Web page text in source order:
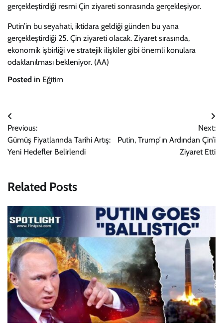
gerçekleştirdiği resmi Çin ziyareti sonrasında gerçekleşiyor.
Putin’in bu seyahati, iktidara geldiği günden bu yana
gerçekleştirdiği 25. Çin ziyareti olacak. Ziyaret sırasında,
ekonomik işbirliği ve stratejik ilişkiler gibi önemli konulara
odaklanılması bekleniyor. (AA)
Posted in Eğitim
Yazı
gezinmesi
Previous:
Gümüş Fiyatlarında Tarihi Artış:
Yeni Hedefler Belirlendi
Next:
Putin, Trump’ın Ardından Çin’i
Ziyaret Etti
Related Posts